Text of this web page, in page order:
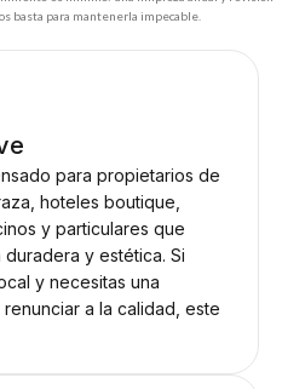
basta para mantenerla impecable.
para propietarios de
hoteles boutique,
y particulares que
y estética. Si
y necesitas una
a la calidad, este